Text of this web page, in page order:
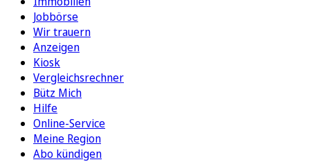
Jobbörse
Wir trauern
Anzeigen
Kiosk
Vergleichsrechner
Bütz Mich
Hilfe
Online-Service
Meine Region
Abo kündigen